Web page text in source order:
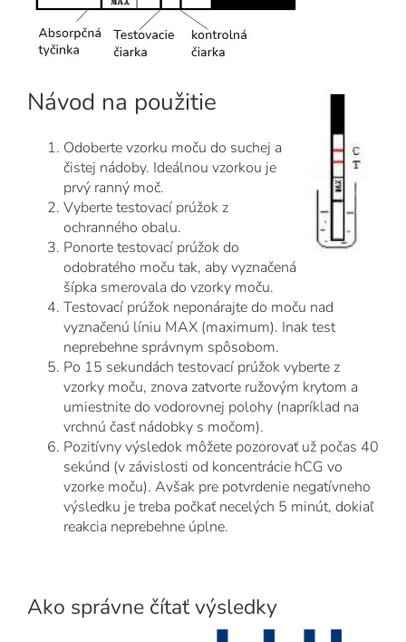
Návod na použitie
Odoberte vzorku moču do suchej a
čistej nádoby. Ideálnou vzorkou je
prvý ranný moč.
Vyberte testovací prúžok z
ochranného obalu.
Ponorte testovací prúžok do
odobratého moču tak, aby vyznačená
šípka smerovala do vzorky moču.
Testovací prúžok neponárajte do moču nad
vyznačenú líniu MAX (maximum). Inak test
neprebehne správnym spôsobom.
Po 15 sekundách testovací prúžok vyberte z
vzorky moču, znova zatvorte ružovým krytom a
umiestnite do vodorovnej polohy (napríklad na
vrchnú časť nádobky s močom).
Pozitívny výsledok môžete pozorovať už počas 40
sekúnd (v závislosti od koncentrácie hCG vo
vzorke moču). Avšak pre potvrdenie negatívneho
výsledku je treba počkať necelých 5 minút, dokiaľ
reakcia neprebehne úplne.
Ako správne čítať výsledky